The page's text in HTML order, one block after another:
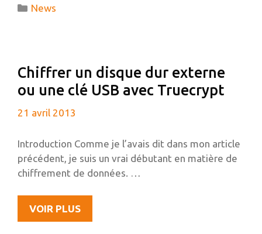
Catégories
News
Chiffrer un disque dur externe
ou une clé USB avec Truecrypt
21 avril 2013
Introduction Comme je l’avais dit dans mon article
précédent, je suis un vrai débutant en matière de
chiffrement de données. …
VOIR PLUSCHIFFRER
UN